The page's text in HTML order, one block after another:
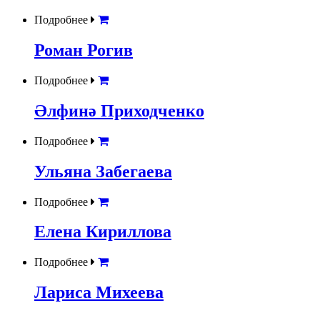
Подробнее
Роман Рогив
Подробнее
Әлфинә Приходченко
Подробнее
Ульяна Забегаева
Подробнее
Елена Кириллова
Подробнее
Лариса Михеева